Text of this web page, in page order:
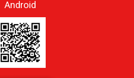
Android